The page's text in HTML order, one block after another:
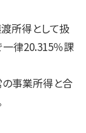
所得として扱
一律20.315％課
事業所得と合